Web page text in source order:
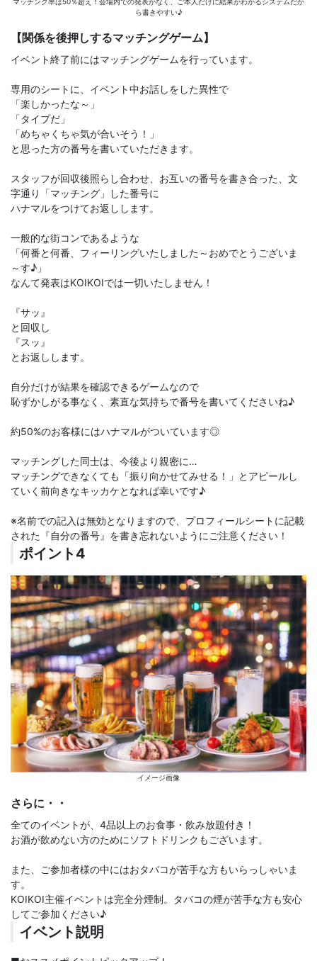
ら書きやすい♪
【関係を後押しするマッチングゲーム】
イベント終了前にはマッチングゲームを行っています。
専用のシートに、イベント中お話しをした異性で
「楽しかったな～」
「タイプだ」
「めちゃくちゃ気が合いそう！」
と思った方の番号を書いていただきます。
スタッフが回収後照らし合わせ、お互いの番号を書き合った、文
字通り「マッチング」した番号に
ハナマルをつけてお返しします。
一般的な街コンであるような
「何番と何番、フィーリングいたしました～おめでとうございま
～す♪」
なんて発表はKOIKOIでは一切いたしません！
『サッ』
と回収し
『スッ』
とお返しします。
自分だけが結果を確認できるゲームなので
恥ずかしがる事なく、素直な気持ちで番号を書いてくださいね♪
約50%のお客様にはハナマルがついています◎
マッチングした同士は、今後より親密に…
マッチングできなくても「振り向かせてみせる！」とアピールし
ていく前向きなキッカケとなれば幸いです♪
※名前での記入は無効となりますので、プロフィールシートに記載
された『自分の番号』を書き忘れないようにご注意ください！
ポイント4
イメージ画像
さらに・・
全てのイベントが、4品以上のお食事・飲み放題付き！
お酒が飲めない方のためにソフトドリンクもございます。
また、ご参加者様の中にはおタバコが苦手な方もいらっしゃいま
す。
KOIKOI主催イベントは完全分煙制。タバコの煙が苦手な方も安心
してご参加ください♪
イベント説明